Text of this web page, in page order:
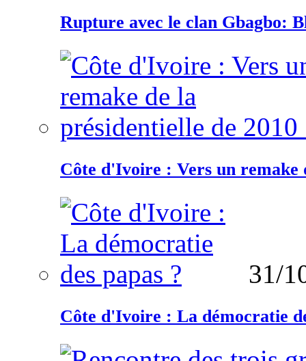
Rupture avec le clan Gbagbo:
Côte d'Ivoire : Vers un remake
31/
Côte d'Ivoire : La démocratie